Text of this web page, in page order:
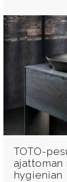
TOTO-
hygienian